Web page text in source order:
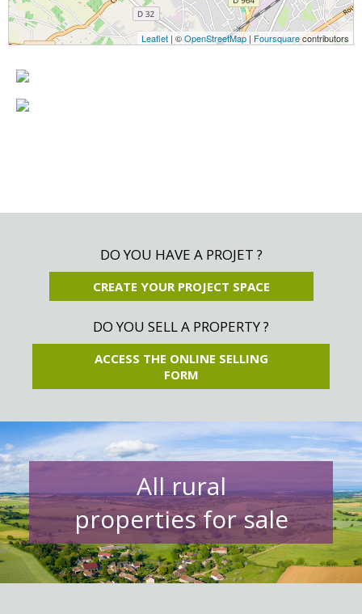
Leaflet | ©OpenStreetMap | Foursquarecontributors
DO YOU HAVE A PROJET ?
CREATE YOUR PROJECT SPACE
DO YOU SELL A PROPERTY ?
ACCESS THE ONLINE SELLING
FORM
All rural
properties for sale